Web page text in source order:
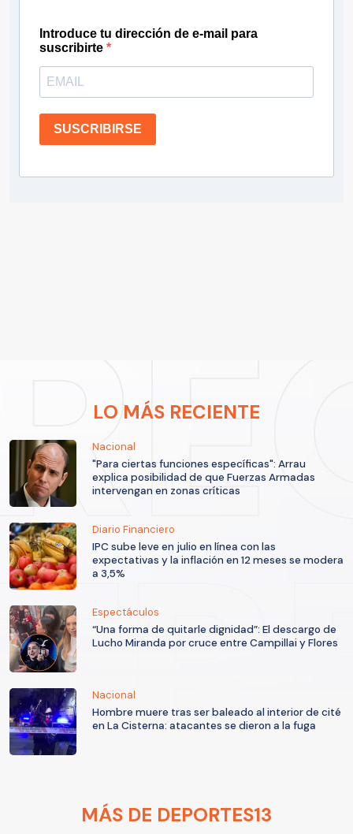
Introduce tu dirección de e-mail para
suscribirte
SUSCRIBIRSE
LO MÁS RECIENTE
Nacional
"Para ciertas funciones específicas": Arrau
explica posibilidad de que Fuerzas Armadas
intervengan en zonas críticas
Diario Financiero
IPC sube leve en julio en línea con las
expectativas y la inflación en 12 meses se modera
a 3,5%
Espectáculos
“Una forma de quitarle dignidad”: El descargo de
Lucho Miranda por cruce entre Campillai y Flores
Nacional
Hombre muere tras ser baleado al interior de cité
en La Cisterna: atacantes se dieron a la fuga
MÁS DE DEPORTES13